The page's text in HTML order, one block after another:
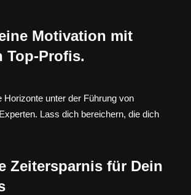
Motivation mit
Top-Profis.
Horizonte unter der Führung von
Lass dich bereichern, die dich
Zeitersparnis für Dein